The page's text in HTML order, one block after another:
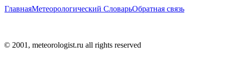
ГлавнаяМетеорологический СловарьОбратная связь
© 2001, meteorologist.ru all rights reserved